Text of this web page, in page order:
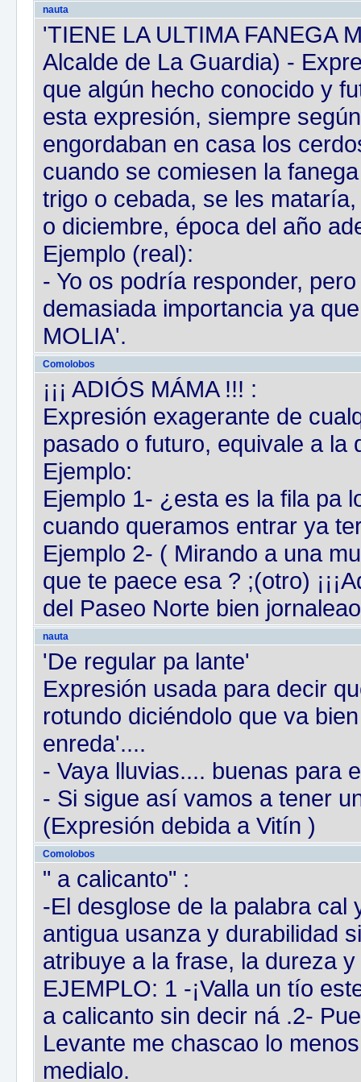
nauta
'TIENE LA ULTIMA FANEGA
Alcalde de La Guardia) -
que algún hecho conocido y
esta expresión, siempre
engordaban en casa los
cuando se comiesen la
trigo o cebada, se les
o diciembre, época del año
Ejemplo (real):
- Yo os podría responder,
demasiada importancia ya
MOLIA'.
Comolobos
¡¡¡ ADIÓS MÁMA !!! :
Expresión exagerante de
pasado o futuro, equivale a la
Ejemplo:
Ejemplo 1- ¿esta es la fila pa
cuando queramos entrar ya
Ejemplo 2- ( Mirando a una
que te paece esa ? ;(otro)
del Paseo Norte bien
nauta
'De regular pa lante'
Expresión usada para decir
rotundo diciéndolo que va
enreda'....
- Vaya lluvias.... buenas para
- Si sigue así vamos a tener
(Expresión debida a Vitín )
Comolobos
" a calicanto" :
-El desglose de la palabra cal
antigua usanza y durabilidad
atribuye a la frase, la dureza
EJEMPLO: 1 -¡Valla un tío
a calicanto sin decir ná .2-
Levante me chascao lo
medialo.